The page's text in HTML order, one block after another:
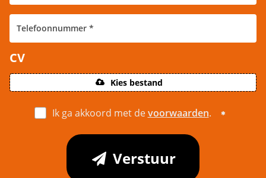
CV
Kies bestand
Ik ga akkoord met devoorwaarden.
Verstuur